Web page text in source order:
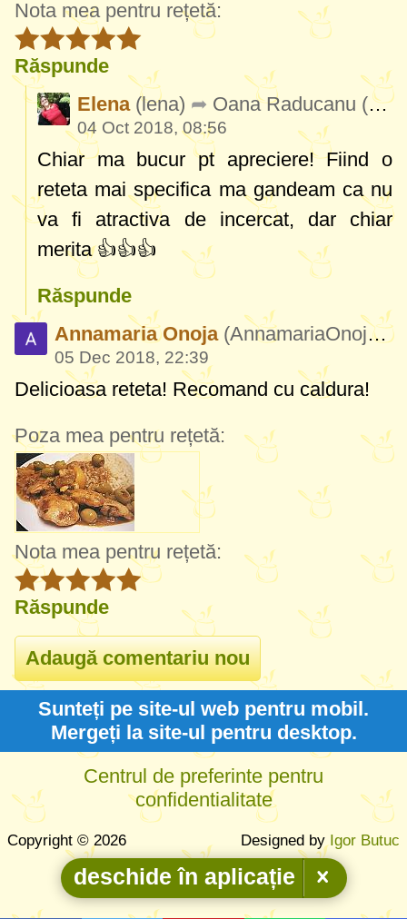
Nota mea pentru rețetă:
Răspunde
Elena (lena) Oana Raducanu (OanaTahiRaducanu791)
04 Oct 2018, 08:56
Chiar ma bucur pt apreciere! Fiind o
reteta mai specifica ma gandeam ca nu
va fi atractiva de incercat, dar chiar
merita 👍👍👍
Răspunde
Annamaria Onoja (AnnamariaOnoja962)
05 Dec 2018, 22:39
Delicioasa reteta! Recomand cu caldura!
Poza mea pentru rețetă:
Nota mea pentru rețetă:
Răspunde
Sunteți pe site-ul web pentru mobil.
Mergeți la site-ul pentru desktop.
Centrul de preferinte pentru
confidentialitate
Copyright © 2026 Designed by Igor Butuc
deschide în aplicație